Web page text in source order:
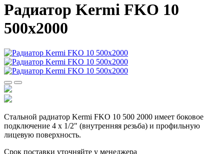
Радиатор Kermi FKO 10
500x2000
Стальной радиатор Kermi FKO 10 500 2000 имеет боковое
подключение 4 х 1/2" (внутренняя резьба) и профильную
лицевую поверхность.
Срок поставки уточняйте у менеджера